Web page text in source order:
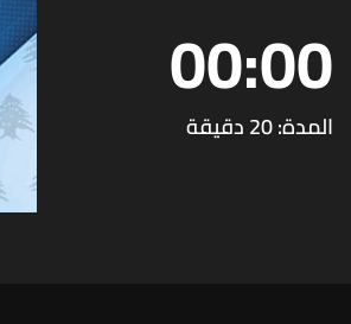
00:00
المدة: 20 دقيقة